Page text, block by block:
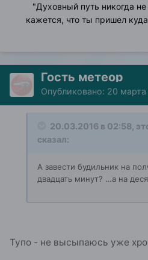
"Духовный путь никогда
кажется, что ты пришел
Гость метеор
Опубликовано: 20 марта
20.03.2016 в 02:58,
сказал:
А завести будильник на
двадцать минут? …а на
Тупо - не высыпаюсь уже